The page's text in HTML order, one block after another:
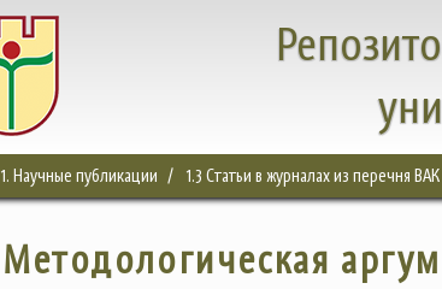
1. Научные публикации 1.3 Статьи в журналах из перечня ВАК
Методологическая